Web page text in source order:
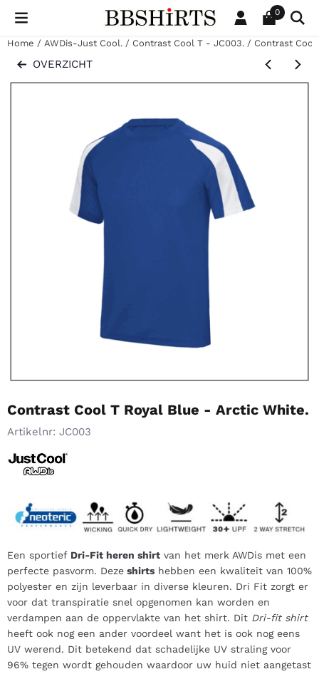
Cookievoorkeuren zijn beschikbaar. Kies instellingen of sta
0
Home / AWDis-Just Cool. / Contrast Cool T - JC003. / Contrast
OVERZICHT
Contrast Cool T Royal Blue - Arctic White.
Artikelnr: JC003
Een sportief Dri-Fit heren shirt van het merk AWDis met een
perfecte pasvorm. Deze shirts hebben een kwaliteit van 100%
polyester en zijn leverbaar in diverse kleuren. Dri Fit zorgt er
voor dat transpiratie snel opgenomen kan worden en
verdampen aan de oppervlakte van het shirt. Dit Dri-fit shirt
heeft ook nog een ander voordeel want het is ook nog eens
UV werend. Dit betekend dat schadelijke UV straling voor
96% tegen wordt gehouden waardoor uw huid niet aangetast